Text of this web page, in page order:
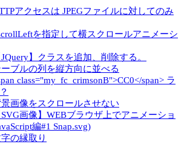
アクセスは JPEGファイルに対してのみ
を指定して横スクロールアニメーシ
】クラスを追加、削除する。
ブルの列を縦方向に並べる
class="my_fc_crimsonB">CC0</span> ラ
画像をスクロールさせない
画像】WEBブラウザ上でアニメーショ
編#1 Snap.svg)
の縁取り